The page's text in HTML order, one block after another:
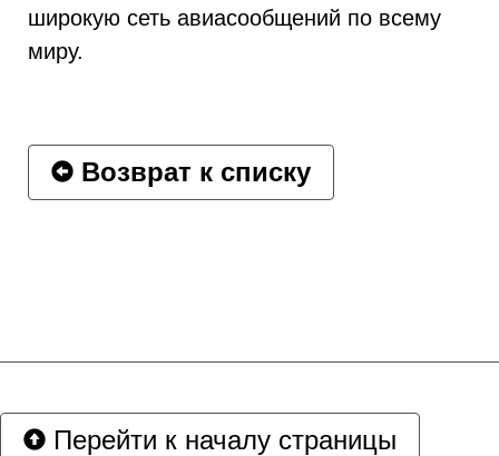
широкую сеть авиасообщений по всему
миру.
Возврат к списку
Перейти к началу страницы